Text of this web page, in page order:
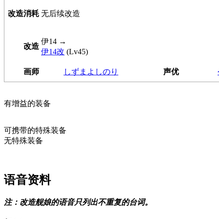
改造消耗 无后续改造
改造
伊14 →
伊14改 (Lv45)
画师 しずまよしのり 声优
有增益的装备
可携带的特殊装备
无特殊装备
语音资料
注：改造舰娘的语音只列出不重复的台词。